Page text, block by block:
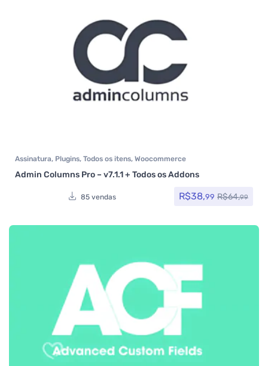
Assinatura, Plugins, Todos os itens, Woocommerce
Admin Columns Pro – v7.1.1 + Todos os Addons
85 vendas R$38,99 R$64,99